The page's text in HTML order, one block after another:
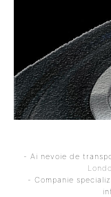
- Ai nevoie de
- Companie